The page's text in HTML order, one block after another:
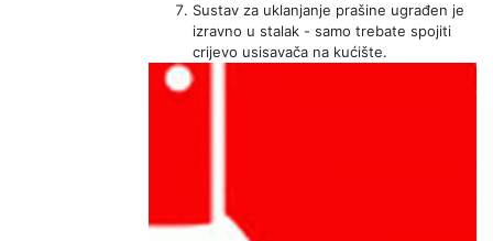
Sustav za uklanjanje prašine ugrađen je
izravno u stalak - samo trebate spojiti
crijevo usisavača na kućište.